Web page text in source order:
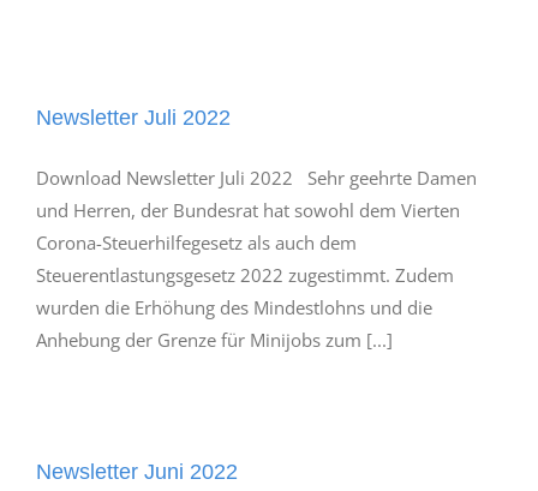
Newsletter Juli 2022
Download Newsletter Juli 2022 Sehr geehrte Damen
und Herren, der Bundesrat hat sowohl dem Vierten
Corona-Steuerhilfegesetz als auch dem
Steuerentlastungsgesetz 2022 zugestimmt. Zudem
wurden die Erhöhung des Mindestlohns und die
Anhebung der Grenze für Minijobs zum [...]
Newsletter Juni 2022